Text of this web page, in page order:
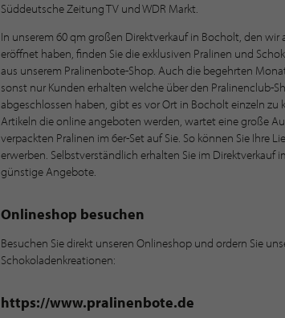
Süddeutsche Zeitung TV und WDR Markt.
In unserem 60 qm großen Direktverkauf in Bocholt, den wir
eröffnet haben, finden Sie die exklusiven Pralinen und
aus unserem Pralinenbote-Shop. Auch die begehrten
sonst nur Kunden erhalten welche über den Pralinenclub-
abgeschlossen haben, gibt es vor Ort in Bocholt einzeln zu
Artikeln die online angeboten werden, wartet eine große
verpackten Pralinen im 6er-Set auf Sie. So können Sie Ihre
erwerben. Selbstverständlich erhalten Sie im Direktverkauf
günstige Angebote.
Onlineshop besuchen
Besuchen Sie direkt unseren Onlineshop und ordern Sie
Schokoladenkreationen:
https://www.pralinenbote.de